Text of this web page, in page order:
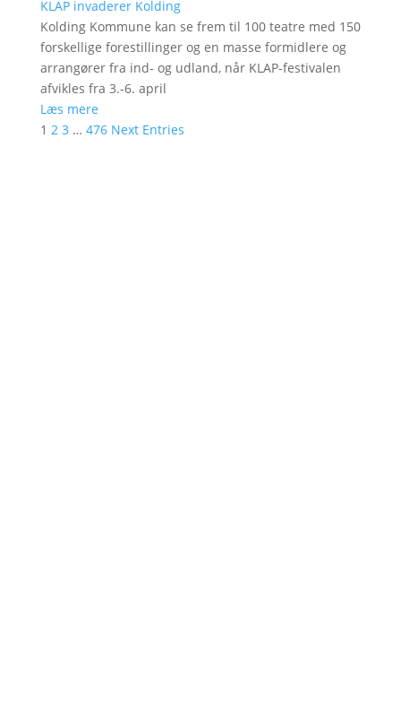
KLAP invaderer Kolding
Kolding Kommune kan se frem til 100 teatre med 150
forskellige forestillinger og en masse formidlere og
arrangører fra ind- og udland, når KLAP-festivalen
afvikles fra 3.-6. april
Læs mere
1 2 3 … 476 Next Entries